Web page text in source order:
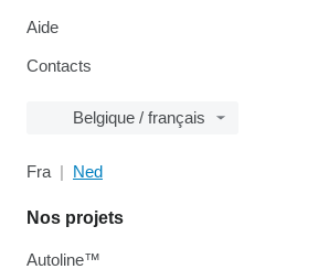
Aide
Contacts
Belgique / français
Fra Ned
Nos projets
Autoline™